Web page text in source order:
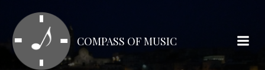
テ
ン
COMPASS OF MUSIC